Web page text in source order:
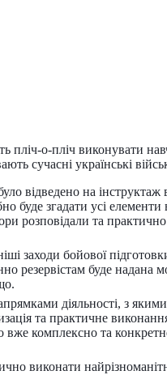
пліч-о-пліч виконувати
сучасні українські
відведено на
буде згадати усі
розповідали та
заходи бойової
резервістам буде надана
діяльності, з
та практичне
комплексно та
виконати